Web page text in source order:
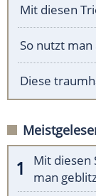
Mit diesen
So nutzt
Diese
Mit diesen
man